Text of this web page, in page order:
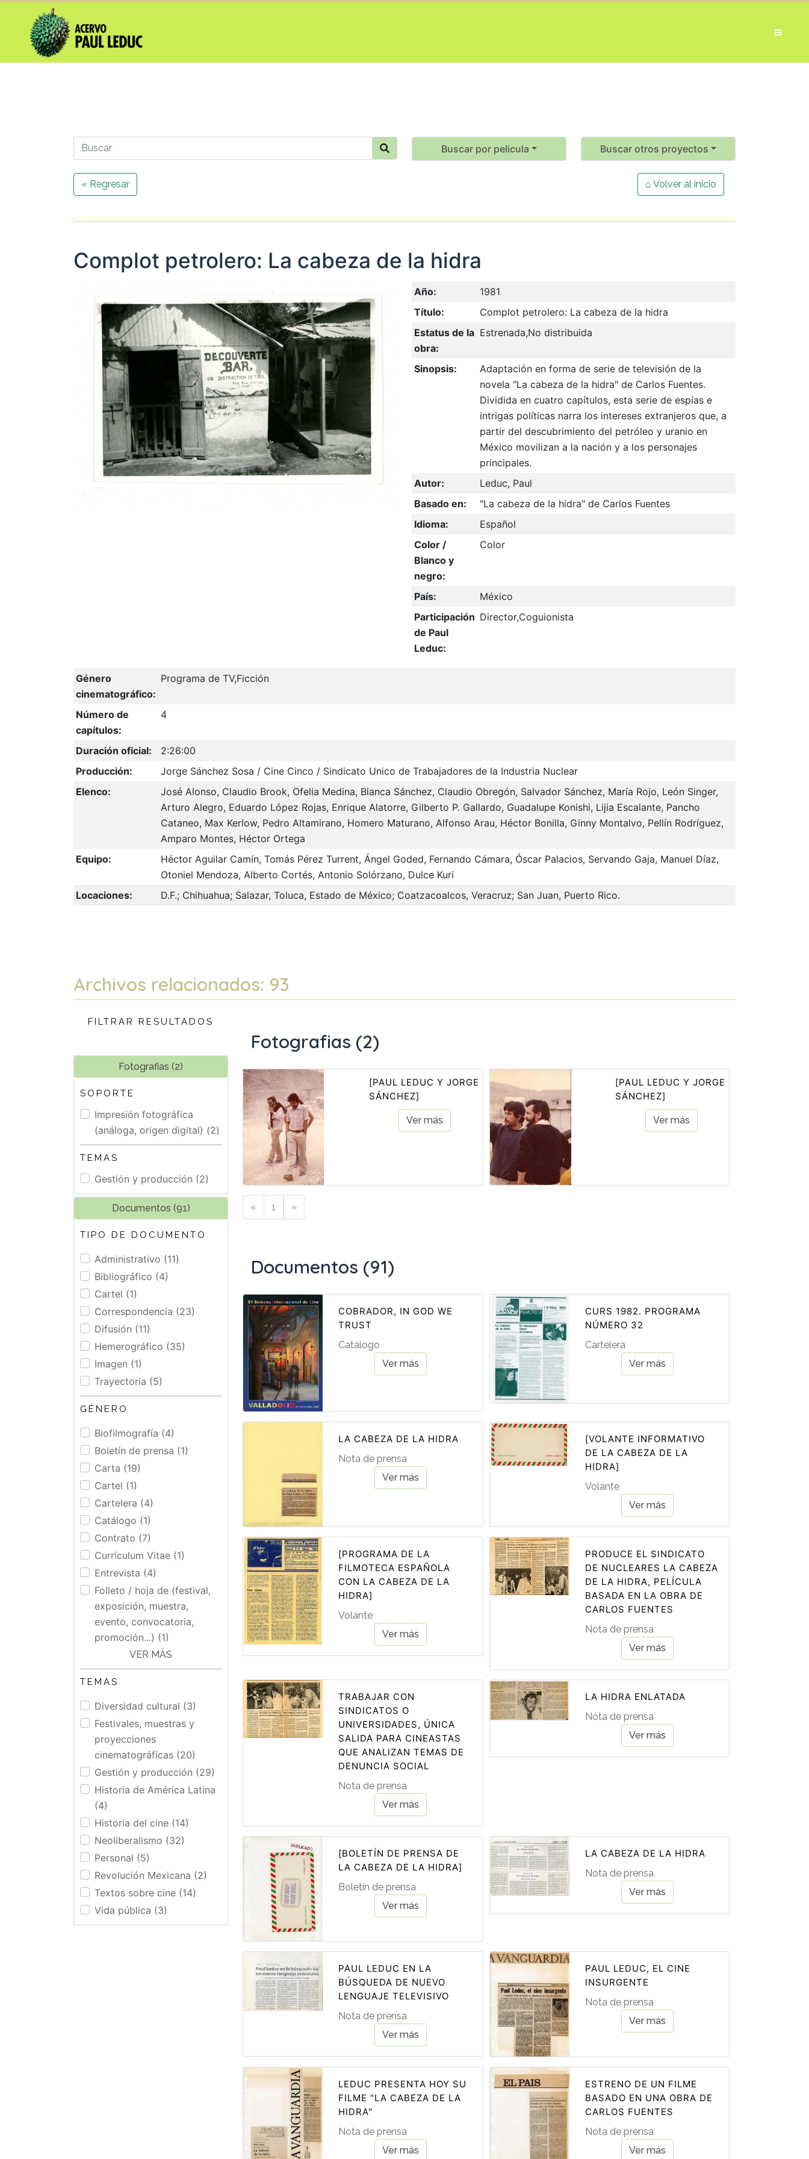
Buscar por pelicula Buscar otros proyectos
« Regresar ⌂ Volver al inicio
Complot petrolero: La cabeza de la hidra
Año:
1981
Título:
Complot petrolero: La cabeza de la hidra
Estatus de la
obra:
Estrenada,No distribuida
Sinopsis:
Adaptación en forma de serie de televisión de la
novela "La cabeza de la hidra" de Carlos Fuentes.
Dividida en cuatro capítulos, esta serie de espías e
intrigas políticas narra los intereses extranjeros que, a
partir del descubrimiento del petróleo y uranio en
México movilizan a la nación y a los personajes
principales.
Autor:
Leduc, Paul
Basado en:
"La cabeza de la hidra" de Carlos Fuentes
Idioma:
Español
Color /
Blanco y
negro:
Color
País:
México
Participación
de Paul
Leduc:
Director,Coguionista
Género
cinematográfico:
Programa de TV,Ficción
Número de
capítulos:
4
Duración oficial:
2:26:00
Producción:
Jorge Sánchez Sosa / Cine Cinco / Sindicato Unico de Trabajadores de la Industria Nuclear
Elenco:
José Alonso, Claudio Brook, Ofelia Medina, Blanca Sánchez, Claudio Obregón, Salvador Sánchez, María Rojo, León Singer,
Arturo Alegro, Eduardo López Rojas, Enrique Alatorre, Gilberto P. Gallardo, Guadalupe Konishi, Lijia Escalante, Pancho
Cataneo, Max Kerlow, Pedro Altamirano, Homero Maturano, Alfonso Arau, Héctor Bonilla, Ginny Montalvo, Pellín Rodríguez,
Amparo Montes, Héctor Ortega
Equipo:
Héctor Aguilar Camín, Tomás Pérez Turrent, Ángel Goded, Fernando Cámara, Óscar Palacios, Servando Gaja, Manuel Díaz,
Otoniel Mendoza, Alberto Cortés, Antonio Solórzano, Dulce Kuri
Locaciones:
D.F.; Chihuahua; Salazar, Toluca, Estado de México; Coatzacoalcos, Veracruz; San Juan, Puerto Rico.
Archivos relacionados: 93
FILTRAR RESULTADOS
Fotografias (2)
SOPORTE
Impresión fotográfica
(análoga, origen digital) (2)
TEMAS
Gestión y producción (2)
Documentos (91)
TIPO DE DOCUMENTO
Administrativo (11)
Bibliográfico (4)
Cartel (1)
Correspondencia (23)
Difusión (11)
Hemerográfico (35)
Imagen (1)
Trayectoria (5)
GÉNERO
Biofilmografía (4)
Boletín de prensa (1)
Carta (19)
Cartel (1)
Cartelera (4)
Catálogo (1)
Contrato (7)
Currículum Vitae (1)
Entrevista (4)
Folleto / hoja de (festival,
exposición, muestra,
evento, convocatoria,
promoción...) (1)
VER MÁS
TEMAS
Diversidad cultural (3)
Festivales, muestras y
proyecciones
cinematográficas (20)
Gestión y producción (29)
Historia de América Latina
(4)
Historia del cine (14)
Neoliberalismo (32)
Personal (5)
Revolución Mexicana (2)
Textos sobre cine (14)
Vida pública (3)
Fotografias (2)
[PAUL LEDUC Y JORGE
SÁNCHEZ]
Ver más
[PAUL LEDUC Y JORGE
SÁNCHEZ]
Ver más
« 1 »
Documentos (91)
COBRADOR, IN GOD WE
TRUST
Catálogo
Ver más
CURS 1982. PROGRAMA
NÚMERO 32
Cartelera
Ver más
LA CABEZA DE LA HIDRA
Nota de prensa
Ver más
[VOLANTE INFORMATIVO
DE LA CABEZA DE LA
HIDRA]
Volante
Ver más
[PROGRAMA DE LA
FILMOTECA ESPAÑOLA
CON LA CABEZA DE LA
HIDRA]
Volante
Ver más
PRODUCE EL SINDICATO
DE NUCLEARES LA CABEZA
DE LA HIDRA, PELÍCULA
BASADA EN LA OBRA DE
CARLOS FUENTES
Nota de prensa
Ver más
TRABAJAR CON
SINDICATOS O
UNIVERSIDADES, ÚNICA
SALIDA PARA CINEASTAS
QUE ANALIZAN TEMAS DE
DENUNCIA SOCIAL
Nota de prensa
Ver más
LA HIDRA ENLATADA
Nota de prensa
Ver más
[BOLETÍN DE PRENSA DE
LA CABEZA DE LA HIDRA]
Boletín de prensa
Ver más
LA CABEZA DE LA HIDRA
Nota de prensa
Ver más
PAUL LEDUC EN LA
BÚSQUEDA DE NUEVO
LENGUAJE TELEVISIVO
Nota de prensa
Ver más
PAUL LEDUC, EL CINE
INSURGENTE
Nota de prensa
Ver más
LEDUC PRESENTA HOY SU
FILME "LA CABEZA DE LA
HIDRA"
Nota de prensa
Ver más
ESTRENO DE UN FILME
BASADO EN UNA OBRA DE
CARLOS FUENTES
Nota de prensa
Ver más